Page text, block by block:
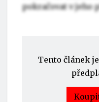
pokračovat v jeho
Tento článek